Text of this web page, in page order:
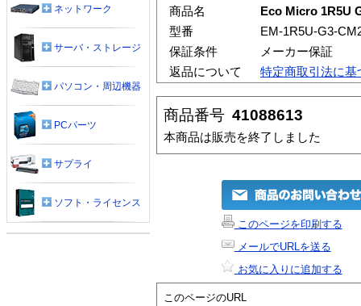
商品名
Eco Micro 1R5U
型番
EM-1R5U-G3-
保証条件
メーカー保証
返品について
特定商取引法に基
商品番号 41088613
本商品は販売を終了しました
このページを印刷する
メールでURLを送る
お気に入りに追加する
このページのURL
ネットワーク
サーバ・ストレージ
パソコン・周辺機器
PCパーツ
サプライ
ソフト・ライセンス